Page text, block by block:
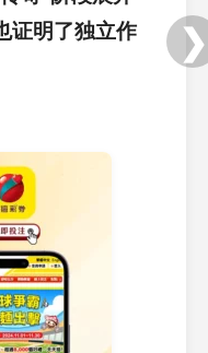
证明了独立作
❯